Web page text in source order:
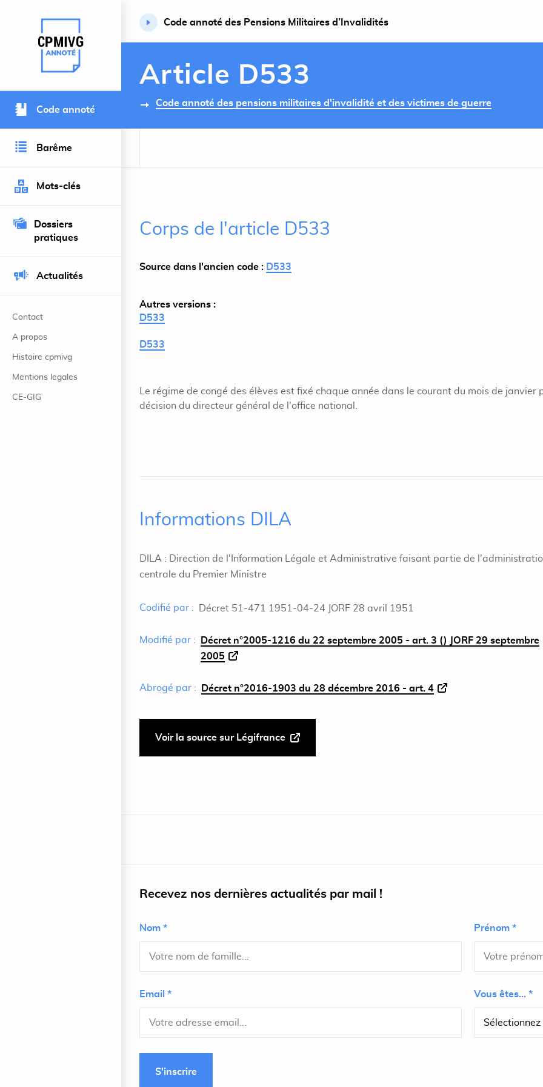
Retour à l’accueil du site
Code annoté
Barême
Mots-clés
Dossiers
pratiques
Actualités
Contact
A propos
Histoire cpmivg
Mentions legales
CE-GIG
Code annoté des Pensions Militaires d’Invalidités
Article D533
Code annoté des pensions militaires d'invalidité et des victimes de guerre
Corps de l'article D533
Source dans l'ancien code : D533
Autres versions :
D533
D533
Le régime de congé des élèves est fixé chaque année dans le courant du mois de janvier
décision du directeur général de l'office national.
Informations DILA
DILA : Direction de l'Information Légale et Administrative faisant partie de
centrale du Premier Ministre
Codifié par : Décret 51-471 1951-04-24 JORF 28 avril 1951
Modifié par :
Décret n°2005-1216 du 22 septembre 2005 - art. 3 () JORF 29 septembre
2005
Abrogé par : Décret n°2016-1903 du 28 décembre 2016 - art. 4
Voir la source sur Légifrance
Recevez nos dernières actualités par mail !
Nom * Prénom *
Email * Vous êtes... *
S'inscrire